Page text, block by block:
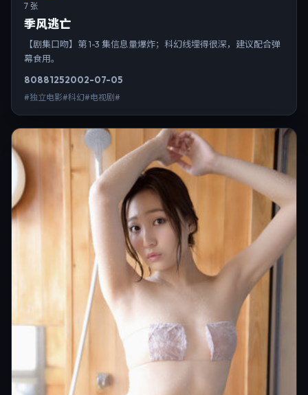
7 张
季风逃亡
【剧集口吻】第 1-3 集信息量爆炸；科幻线埋得很深，建议配合弹
幕食用。
80881252002-07-05
#独立电影#科幻#电视剧#